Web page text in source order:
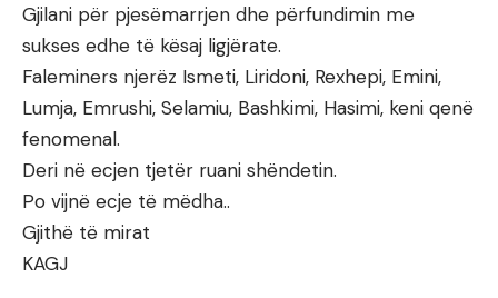
Gjilani për pjesëmarrjen dhe përfundimin me
sukses edhe të kësaj ligjërate.
Faleminers njerëz Ismeti, Liridoni, Rexhepi, Emini,
Lumja, Emrushi, Selamiu, Bashkimi, Hasimi, keni qenë
fenomenal.
Deri në ecjen tjetër ruani shëndetin.
Po vijnë ecje të mëdha..
Gjithë të mirat
KAGJ